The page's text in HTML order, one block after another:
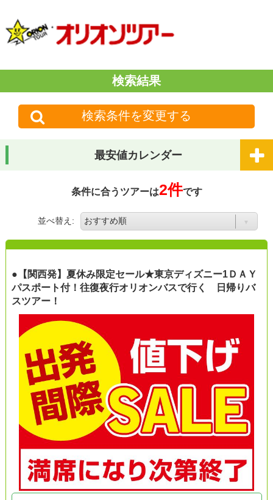
検索結果
検索条件を変更する
最安値カレンダー
条件に合うツアーは2件です
並べ替え:
●【関西発】夏休み限定セール★東京ディズニー1ＤＡＹ
パスポート付！往復夜行オリオンバスで行く 日帰りバ
スツアー！